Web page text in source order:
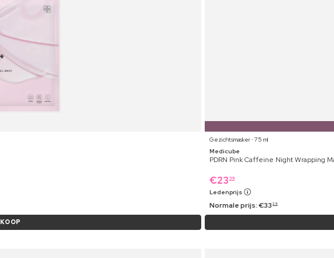
KOOP
Gezichtsmasker ⋅ 75 ml
Medicube
PDRN Pink Caffeine Night Wrapping
€23 39
Ledenprijs
Normale prijs:€33 29